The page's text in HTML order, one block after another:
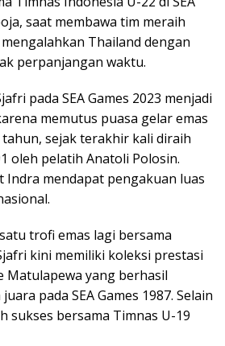
saat membawa tim meraih
Thailand dengan
perpanjangan waktu.
pada SEA Games 2023 menjadi
memutus puasa gelar emas
tahun, sejak terakhir kali diraih
oleh pelatih Anatoli Polosin.
Indra mendapat pengakuan luas
trofi emas lagi bersama
kini memiliki koleksi prestasi
Matulapewa yang berhasil
pada SEA Games 1987. Selain
sukses bersama Timnas U-19